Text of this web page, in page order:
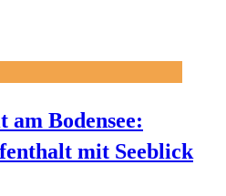
am Bodensee:
mit Seeblick